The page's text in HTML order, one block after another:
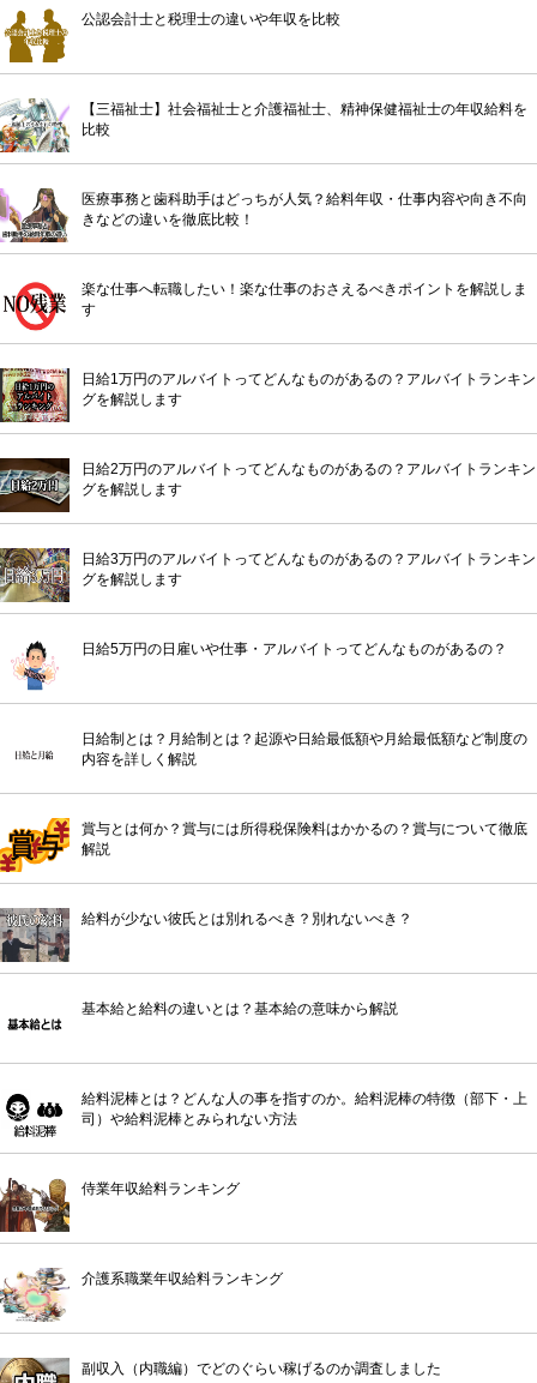
公認会計士と税理士の違いや年収を比較
【三福祉士】社会福祉士と介護福祉士、精神保健福祉士の年収給料を
比較
医療事務と歯科助手はどっちが人気？給料年収・仕事内容や向き不向
きなどの違いを徹底比較！
楽な仕事へ転職したい！楽な仕事のおさえるべきポイントを解説しま
す
日給1万円のアルバイトってどんなものがあるの？アルバイトランキン
グを解説します
日給2万円のアルバイトってどんなものがあるの？アルバイトランキン
グを解説します
日給3万円のアルバイトってどんなものがあるの？アルバイトランキン
グを解説します
日給5万円の日雇いや仕事・アルバイトってどんなものがあるの？
日給制とは？月給制とは？起源や日給最低額や月給最低額など制度の
内容を詳しく解説
賞与とは何か？賞与には所得税保険料はかかるの？賞与について徹底
解説
給料が少ない彼氏とは別れるべき？別れないべき？
基本給と給料の違いとは？基本給の意味から解説
給料泥棒とは？どんな人の事を指すのか。給料泥棒の特徴（部下・上
司）や給料泥棒とみられない方法
侍業年収給料ランキング
介護系職業年収給料ランキング
副収入（内職編）でどのぐらい稼げるのか調査しました